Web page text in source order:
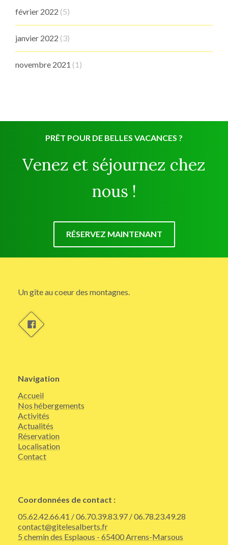
février 2022 (5)
janvier 2022 (3)
novembre 2021 (1)
PRÊT POUR DE BELLES VACANCES ?
Venez et séjournez chez
nous !
RÉSERVEZ MAINTENANT
Un gîte au coeur des montagnes.
Navigation
Accueil
Nos hébergements
Activités
Actualités
Réservation
Localisation
Contact
Coordonnées de contact :
05.62.42.66.41 / 06.70.39.83.97 / 06.78.23.49.28
contact@gitelesalberts.fr
5 chemin des Esplaous - 65400 Arrens-Marsous